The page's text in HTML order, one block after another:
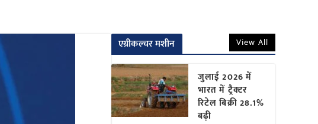
एग्रीकल्चर मशीन View All
जुलाई 2026 में
भारत में ट्रैक्टर
रिटेल बिक्री 28.1%
बढ़ी